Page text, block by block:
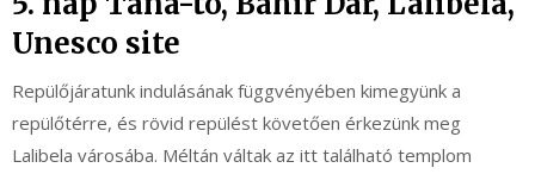
Unesco site
Repülőjáratunk indulásának függvényében kimegyünk a
repülőtérre, és rövid repülést követően érkezünk meg
Lalibela városába. Méltán váltak az itt található templom